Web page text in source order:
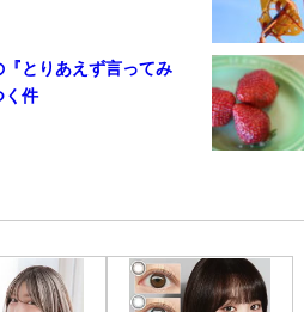
『とりあえず言ってみ
く件